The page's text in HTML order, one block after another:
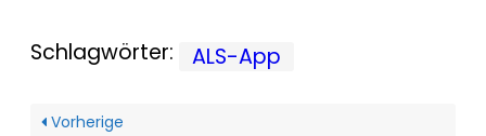
Schlagwörter: ALS-App
Vorherige